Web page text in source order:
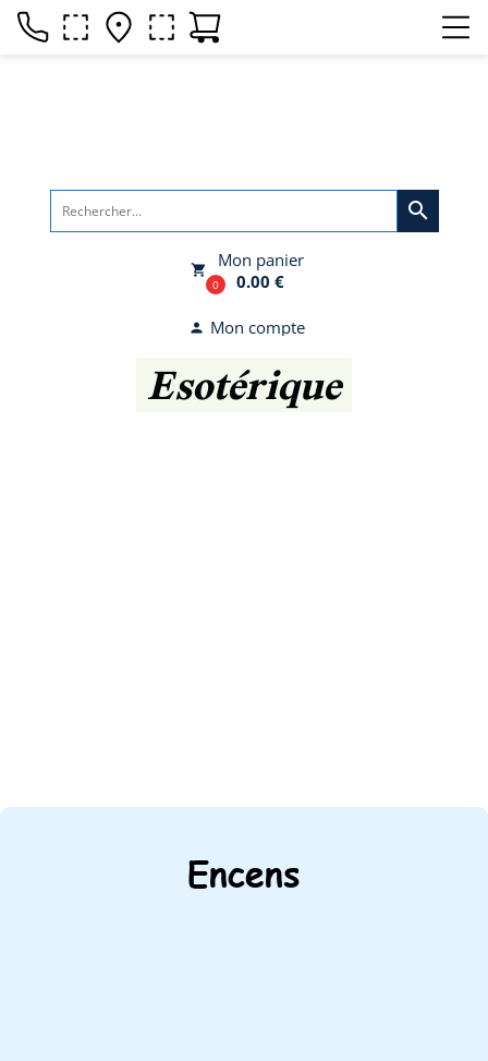
search
local_grocery_store
0
Mon panier
0.00 €
person Mon compte
Esotérique
Encens